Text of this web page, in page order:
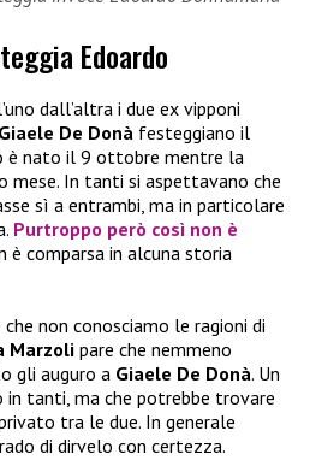
Edoardo
dall’altra i due ex vipponi
Giaele De Donà festeggiano il
è nato il 9 ottobre mentre la
mese. In tanti si aspettavano che
sì a entrambi, ma in particolare
Purtroppo però così non è
comparsa in alcuna storia
non conosciamo le ragioni di
Marzoli pare che nemmeno
gli auguro a Giaele De Donà. Un
tanti, ma che potrebbe trovare
tra le due. In generale
di dirvelo con certezza.